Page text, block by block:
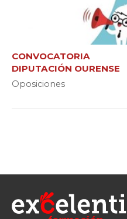
CONVOCATORIA
DIPUTACIÓN OURENSE
Oposiciones